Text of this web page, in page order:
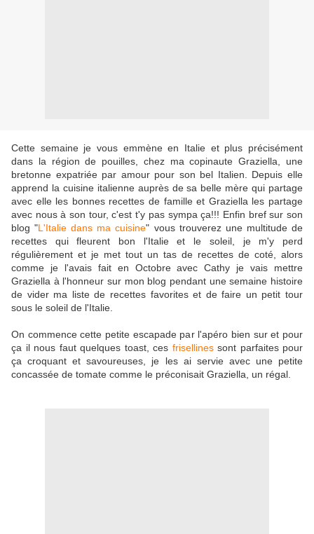
Cette semaine je vous emmène en Italie et plus précisément
dans la région de pouilles, chez ma copinaute Graziella, une
bretonne expatriée par amour pour son bel Italien. Depuis elle
apprend la cuisine italienne auprès de sa belle mère qui partage
avec elle les bonnes recettes de famille et Graziella les partage
avec nous à son tour, c'est t'y pas sympa ça!!! Enfin bref sur son
blog "L'Italie dans ma cuisine" vous trouverez une multitude de
recettes qui fleurent bon l'Italie et le soleil, je m'y perd
régulièrement et je met tout un tas de recettes de coté, alors
comme je l'avais fait en Octobre avec Cathy je vais mettre
Graziella à l'honneur sur mon blog pendant une semaine histoire
de vider ma liste de recettes favorites et de faire un petit tour
sous le soleil de l'Italie.
On commence cette petite escapade par l'apéro bien sur et pour
ça il nous faut quelques toast, ces frisellinessont parfaites pour
ça croquant et savoureuses, je les ai servie avec une petite
concassée de tomate comme le préconisait Graziella, un régal.